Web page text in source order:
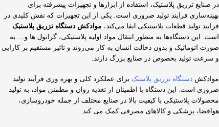
در صنایع تزریق پلاستیک، استفاده از ابزارها و تجهیزات پیشرفته برای
بهینه‌سازی فرایند تولید ضروری است. یکی از این تجهیزات که نقش کلیدی در
فرایند تولید قطعات پلاستیکی ایفا می‌کند، موادکش دستگاه تزریق پلاستیک
است. این دستگاه‌ها به منظور انتقال مواد اولیه پلاستیکی، گرانول ها و… به
صورت اتوماتیک و بدون دخالت انسان به کار می‌روند و تاثیر مستقیم بر کارایی
و سرعت تولید بخصوص در صنایع بزرگ دارند.
موادکش دستگاه تزریق پلاستک برای عملکرد کلی و بهره وری فرآیند تولید
ضروری است. این دستگاه با اطمینان از تغذیه روان و مطمئن مواد، به تولید
محصولات پلاستیکی با کیفیت بالا در صنایع مختلف از جمله خودروسازی،
هوافضا، پزشکی و کالاهای مصرفی کمک می کند.